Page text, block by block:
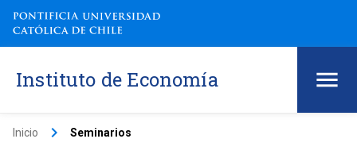
Instituto de Economía
Inicio keyboard_arrow_right Seminarios